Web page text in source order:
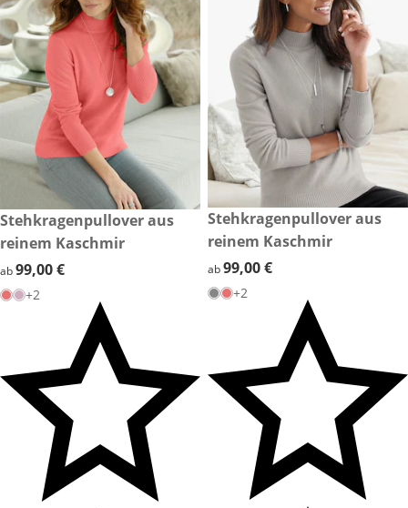
99,00 €
Stehkragenpullover aus
reinem Kaschmir
99,00 €
ab99,00 €
+2
99,00 €
Stehkragenpullover aus
reinem Kaschmir
99,00 €
ab99,00 €
+2